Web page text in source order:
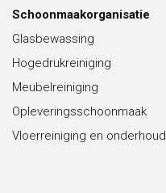
Schoonmaakorganisatie
Glasbewassing
Hogedrukreiniging
Meubelreiniging
Opleveringsschoonmaak
Vloerreiniging en onderhoud